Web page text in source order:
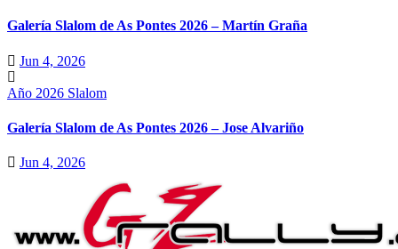
Galería Slalom de As Pontes 2026 – Martín Graña
Jun 4, 2026
Año 2026 Slalom
Galería Slalom de As Pontes 2026 – Jose Alvariño
Jun 4, 2026